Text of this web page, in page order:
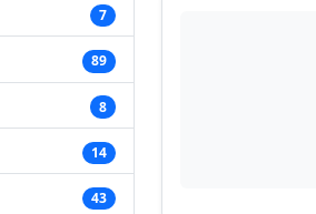
7
89
8
14
43